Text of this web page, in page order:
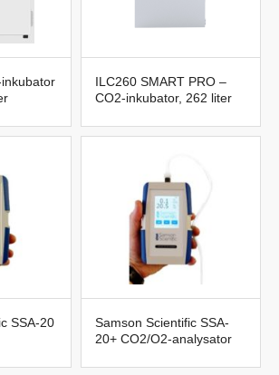
inkubator
ILC260 SMART PRO –
CO2-inkubator, 262 liter
SSA-20
Samson Scientific SSA-
20+ CO2/O2-analysator